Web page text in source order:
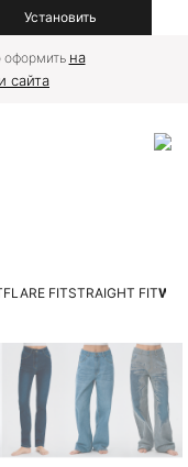
Установить
оформить на
сайта
FLARE FITSTRAIGHT FIT